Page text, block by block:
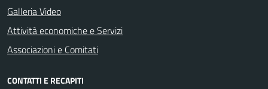
Galleria Video
Attività economiche e Servizi
Associazioni e Comitati
CONTATTI E RECAPITI